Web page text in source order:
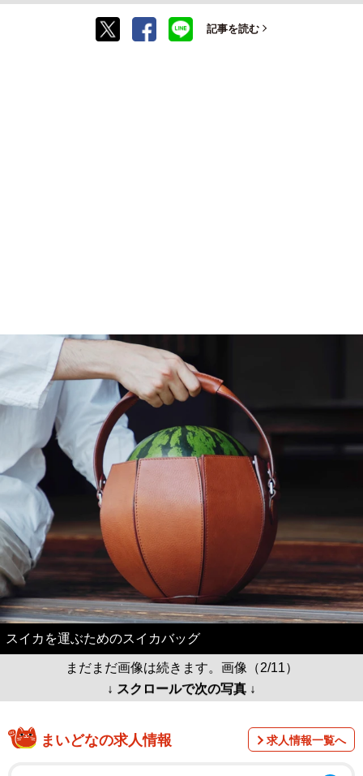
記事を読む
スイカを運ぶためのスイカバッグ
まだまだ画像は続きます。画像（2/11）
↓ スクロールで次の写真 ↓
まいどなの求人情報 求人情報一覧へ